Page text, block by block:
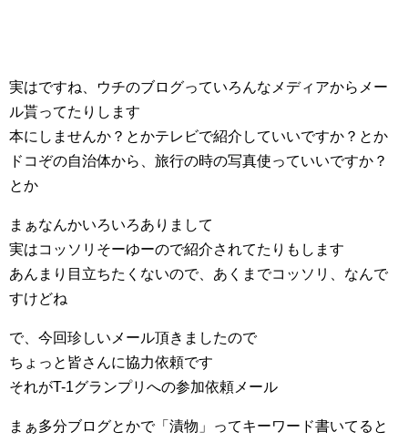
実はですね、ウチのブログっていろんなメディアからメー
ル貰ってたりします
本にしませんか？とかテレビで紹介していいですか？とか
ドコぞの自治体から、旅行の時の写真使っていいですか？
とか
まぁなんかいろいろありまして
実はコッソリそーゆーので紹介されてたりもします
あんまり目立ちたくないので、あくまでコッソリ、なんで
すけどね
で、今回珍しいメール頂きましたので
ちょっと皆さんに協力依頼です
それがT-1グランプリへの参加依頼メール
まぁ多分ブログとかで「漬物」ってキーワード書いてると